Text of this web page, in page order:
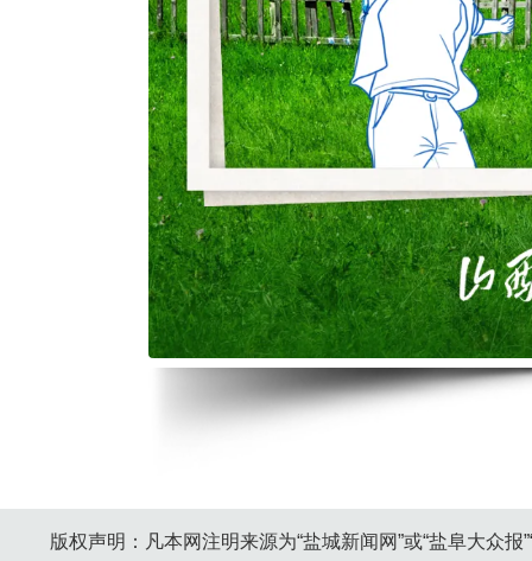
版权声明：凡本网注明来源为“盐城新闻网”或“盐阜大众